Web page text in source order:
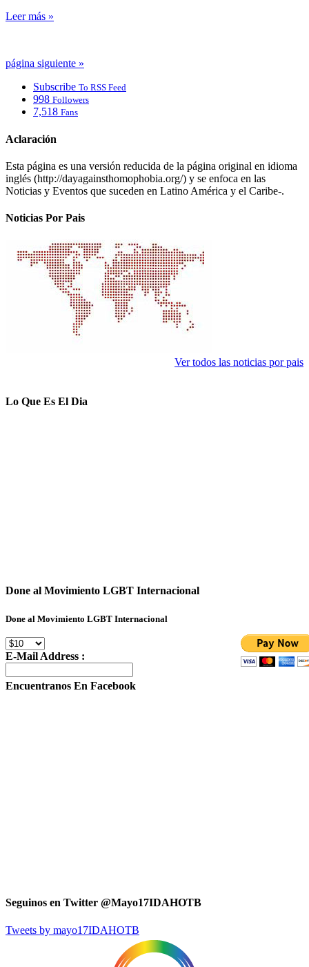
Leer más »
página siguiente »
Subscribe To RSS Feed
998 Followers
7,518 Fans
Aclaración
Esta página es una versión reducida de la página original en idioma
inglés (http://dayagainsthomophobia.org/) y se enfoca en las
Noticias y Eventos que suceden en Latino América y el Caribe-.
Noticias Por Pais
Ver todos las noticias por pais
Lo Que Es El Dia
Done al Movimiento LGBT Internacional
Done al Movimiento LGBT Internacional
E-Mail Address :
Encuentranos En Facebook
Seguinos en Twitter @Mayo17IDAHOTB
Tweets by mayo17IDAHOTB